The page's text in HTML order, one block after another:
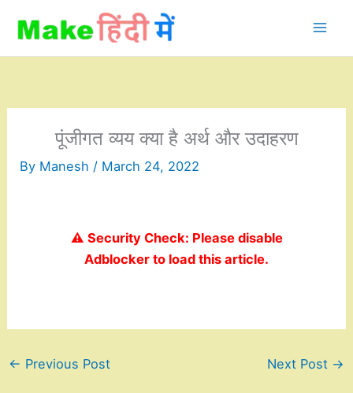
content
पूंजीगत व्यय क्या है अर्थ और उदाहरण
By Manesh / March 24, 2022
⚠️ Security Check: Please disable
Adblocker to load this article.
← Previous Post Next Post →